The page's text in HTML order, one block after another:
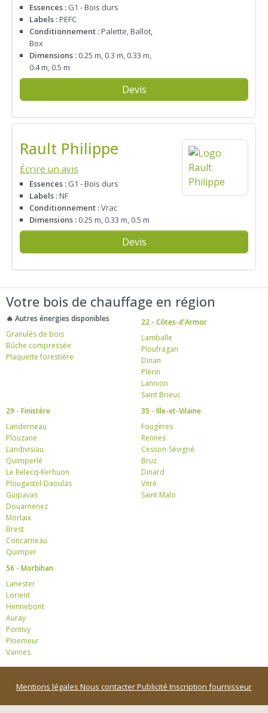
Essences : G1 - Bois durs
Labels :PEFC
Conditionnement :Palette, Ballot,
Box
Dimensions : 0.25 m, 0.3 m, 0.33 m,
0.4 m, 0.5 m
Devis
Rault Philippe
Écrire un avis
Essences : G1 - Bois durs
Labels :NF
Conditionnement :Vrac
Dimensions : 0.25 m, 0.33 m, 0.5 m
Devis
Votre bois de chauffage en région
🔥 Autres énergies disponibles
Granulés de bois
Bûche compressée
Plaquette forestière
22 - Côtes-d'Armor
Lamballe
Ploufragan
Dinan
Plérin
Lannion
Saint Brieuc
29 - Finistère
Landerneau
Plouzané
Landivisiau
Quimperlé
Le Relecq-Kerhuon
Plougastel-Daoulas
Guipavas
Douarnenez
Morlaix
Brest
Concarneau
Quimper
35 - Ille-et-Vilaine
Fougères
Rennes
Cesson-Sévigné
Bruz
Dinard
Vitré
Saint Malo
56 - Morbihan
Lanester
Lorient
Hennebont
Auray
Pontivy
Ploemeur
Vannes
Mentions légales Nous contacterPublicité Inscription fournisseur